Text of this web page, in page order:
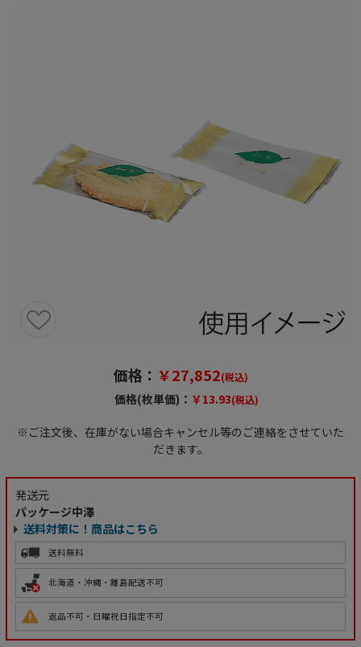
価格： ￥27,852(税込)
価格(枚単価)： ￥13.93(税込)
※ご注文後、在庫がない場合キャンセル等のご連絡をさせていた
だきます。
発送元
パッケージ中澤
送料対策に！商品はこちら
送料無料
北海道・沖縄・離島配送不可
返品不可・日曜祝日指定不可